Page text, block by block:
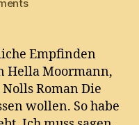
die
Männer
Empfinden
Hella Moormann,
Roman Die
wollen. So habe